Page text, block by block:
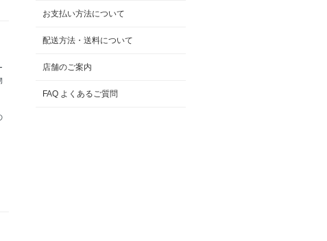
お支払い方法について
配送方法・送料について
店舗のご案内
FAQ よくあるご質問